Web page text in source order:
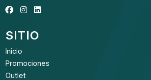
SITIO
Inicio
Promociones
Outlet